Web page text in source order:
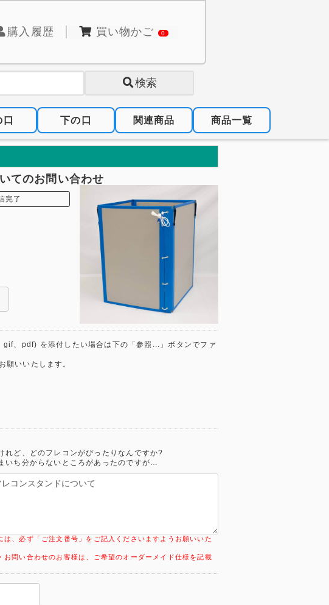
購入履歴 買い物かご 0
検索
口 下の口 関連商品 商品一覧
てのお問い合わせ
完了
、pdf) を添付したい場合は下の「参照...」ボタンでファ
願いいたします。
れど、どのフレコンがぴったりなんですか?
いち分からないところがあったのですが…
、必ず「ご注文番号」をご記入くださいますようお願いいた
問い合わせのお客様は、ご希望のオーダーメイド仕様を記載